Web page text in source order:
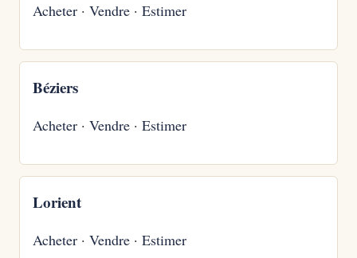
Acheter · Vendre · Estimer
Béziers
Acheter · Vendre · Estimer
Lorient
Acheter · Vendre · Estimer